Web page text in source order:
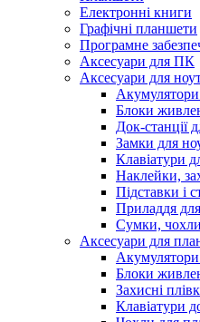
Електронні книги
Графічні планшети
Програмне
Аксесуари для ПК
Аксесуари для
Акумулятори
Блоки
Док-станції
Замки для
Клавіатури
Наклейки,
Підставки і
Приладдя
Сумки, чохли
Аксесуари для
Блоки
Захисні
Клавіатури